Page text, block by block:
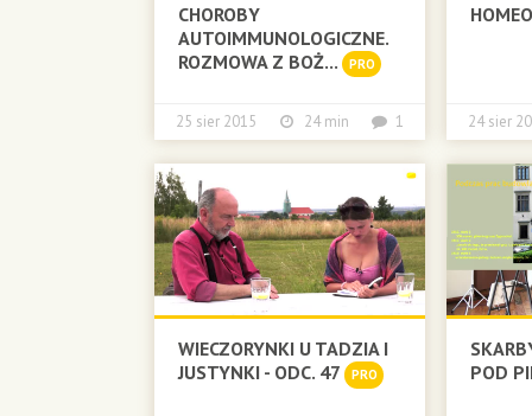
CHOROBY
AUTOIMMUNOLOGICZNE.
ROZMOWA Z BOŻ...
PRO
25 sier 2015 24 min 1 24 sier
WIECZORYNKI U TADZIA I
JUSTYNKI - ODC. 47
PRO
POD